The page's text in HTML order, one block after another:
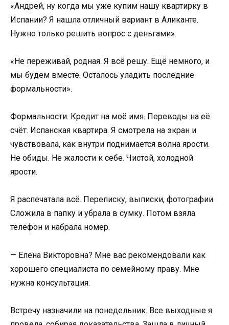
«Андрей, ну когда мы уже купим нашу квартирку в
Испании? Я нашла отличный вариант в Аликанте.
Нужно только решить вопрос с деньгами».
«Не переживай, родная. Я всё решу. Ещё немного, и
мы будем вместе. Осталось уладить последние
формальности».
Формальности. Кредит на моё имя. Переводы на её
счёт. Испанская квартира. Я смотрела на экран и
чувствовала, как внутри поднимается волна ярости.
Не обиды. Не жалости к себе. Чистой, холодной
ярости.
Я распечатала всё. Переписку, выписки, фотографии.
Сложила в папку и убрала в сумку. Потом взяла
телефон и набрала номер.
— Елена Викторовна? Мне вас рекомендовали как
хорошего специалиста по семейному праву. Мне
нужна консультация.
Встречу назначили на понедельник. Все выходные я